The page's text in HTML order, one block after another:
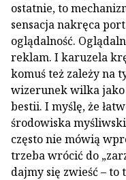
ostatnie, to
sensacja nakręca
oglądalność.
reklam. I karuzela
komuś też zależy na
wizerunek wilka
bestii. I myślę, że
środowiska
często nie mówią
trzeba wrócić do
dajmy się zwieść –